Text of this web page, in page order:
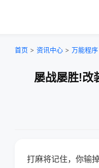
首页 > 资讯中心 > 万能程序
屡战屡胜!改
打麻将记住，你输